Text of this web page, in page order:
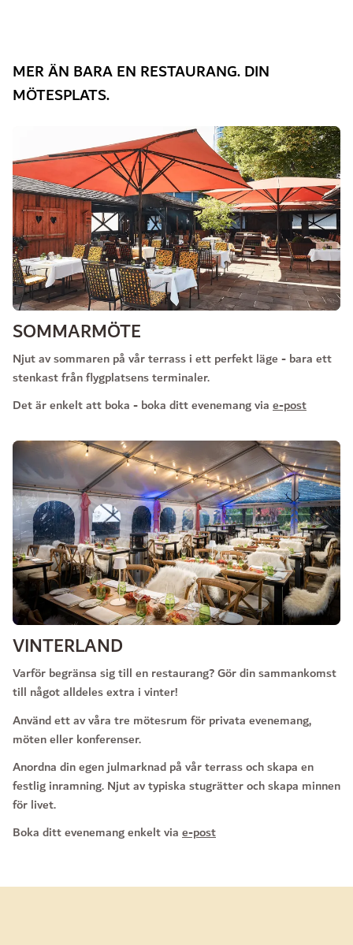
MER ÄN BARA EN RESTAURANG. DIN
MÖTESPLATS.
SOMMARMÖTE
Njut av sommaren på vår terrass i ett perfekt läge - bara ett
stenkast från flygplatsens terminaler.
Det är enkelt att boka - boka ditt evenemang viae-post
VINTERLAND
Varför begränsa sig till en restaurang? Gör din sammankomst
till något alldeles extra i vinter!
Använd ett av våra tre mötesrum för privata evenemang,
möten eller konferenser.
Anordna din egen julmarknad på vår terrass och skapa en
festlig inramning. Njut av typiska stugrätter och skapa minnen
för livet.
Boka ditt evenemang enkelt viae-post